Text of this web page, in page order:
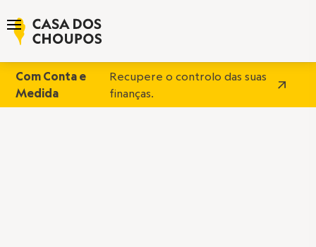
Com Conta e
Medida
Recupere o controlo das suas
finanças.